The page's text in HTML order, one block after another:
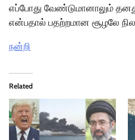
எப்போது வேண்டுமானாலும்
என்பதால் பதற்றமான சூழலே
நன்றி
Related